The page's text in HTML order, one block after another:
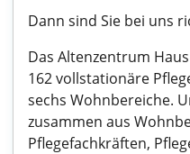
Dann sind Sie bei uns
Das Altenzentrum
162 vollstationäre
sechs Wohnbereiche.
zusammen aus
Pflegefachkräften,